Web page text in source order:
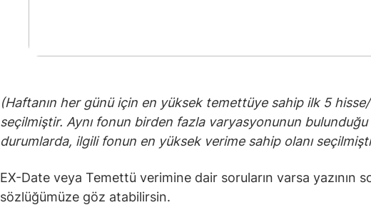
(Haftanın her günü için en yüksek temettüye sahip ilk 5
seçilmiştir. Aynı fonun birden fazla varyasyonunun bulunduğu
durumlarda, ilgili fonun en yüksek verime sahip olanı
EX-Date veya Temettü verimine dair soruların varsa yazının
sözlüğümüze göz atabilirsin.